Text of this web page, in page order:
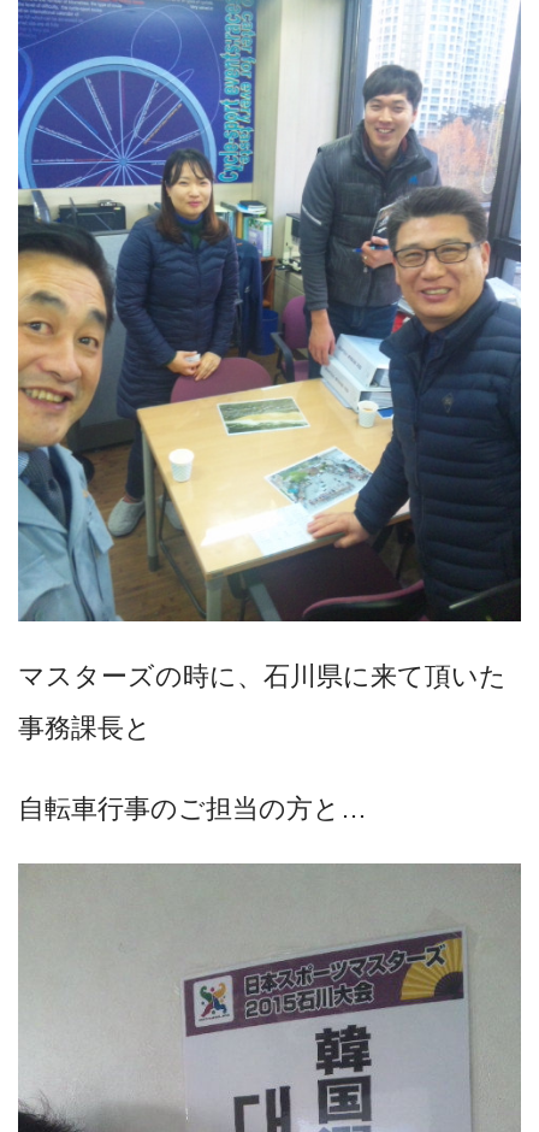
マスターズの時に、石川県に来て頂いた
事務課長と
自転車行事のご担当の方と…